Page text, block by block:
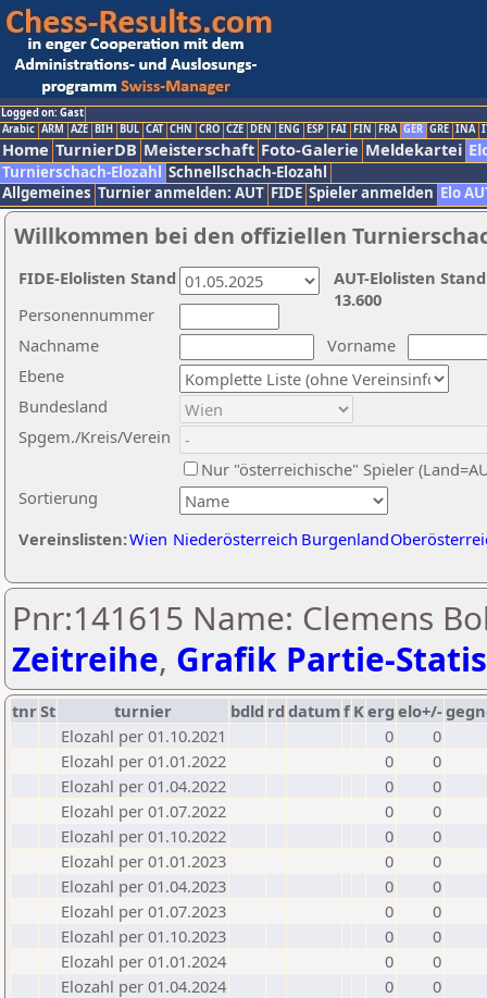
Logged on: Gast
Arabic ARM AZE BIH BUL CAT CHN CRO CZE DEN ENG ESP FAI FIN FRA GER GRE INA
Home TurnierDB Meisterschaft Foto-Galerie Meldekartei
Turnierschach-Elozahl Schnellschach-Elozahl
Allgemeines Turnier anmelden: AUT FIDE Spieler anmelden Elo
Willkommen bei den offiziellen
Nachname
Vorname
Ebene
Sortierung
Personennummer
Bundesland
Spgem./Kreis/Verein
Nur "österreichische" Spieler
Vereinslisten:Wien Niederösterreich Burgenland
AUT-Elolisten
13.600
FIDE-Elolisten Stand
Pnr:141615 Name: Clemens
Zeitreihe, Grafik Partie-
tnrSt turnier bdld rd datumf Kerg elo+/-
Elozahl per 01.10.2021
0
0
Elozahl per 01.01.2022
0
0
Elozahl per 01.04.2022
0
0
Elozahl per 01.07.2022
0
0
Elozahl per 01.10.2022
0
0
Elozahl per 01.01.2023
0
0
Elozahl per 01.04.2023
0
0
Elozahl per 01.07.2023
0
0
Elozahl per 01.10.2023
0
0
Elozahl per 01.01.2024
0
0
Elozahl per 01.04.2024
0
0